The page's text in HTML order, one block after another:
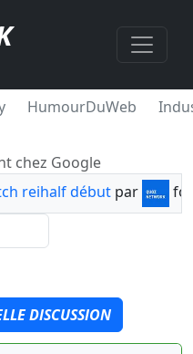
HumourDuWeb
chez Google
reihalf début par
DISCUSSION